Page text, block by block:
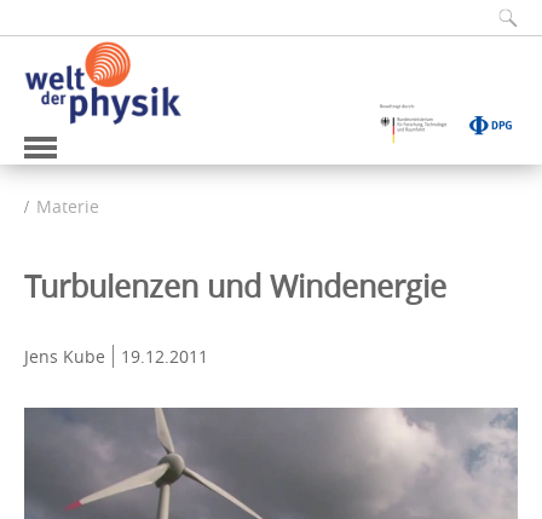
Materie
Turbulenzen und Windenergie
Jens Kube 19.12.2011